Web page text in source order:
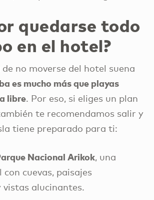
quedarse todo
en el hotel?
no moverse del hotel suena
es mucho más que playas
libre. Por eso, si eliges un plan
te recomendamos salir y
tiene preparado para ti:
Nacional Arikok, una
cuevas, paisajes
vistas alucinantes.